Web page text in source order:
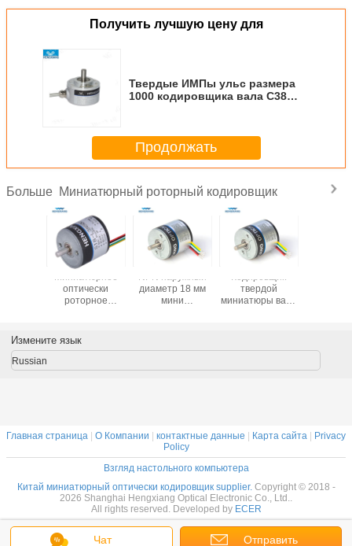
Получить лучшую цену для
Твердые ИМПы ульс размера
1000 кодировщика вала С38
Продолжать
Больше Миниатюрный роторный кодировщик
35мм
Миниатюрное
оптически
роторное
для
Субминятуре
NPN наружный
диаметр 18 мм
мини
2,5 мм 60ppr
Кодировщик
твердой
миниатюры вала
сразил
Чат Отправить
Измените язык
Russian
Главная страница О Компании контактные данные Карта сайта
Privacy
Policy
Взгляд настольного компьютера
Китай миниатюрный оптически кодировщик supplier. Copyright © 2018 -
2026 Shanghai Hengxiang Optical Electronic Co., Ltd..
All rights reserved. Developed by ECER